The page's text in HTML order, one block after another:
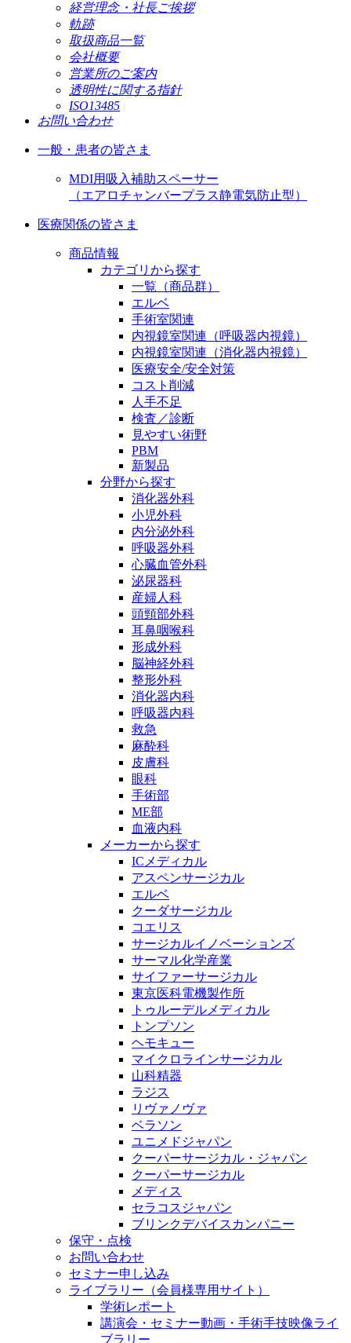
経営理念・社長ご挨拶
軌跡
取扱商品一覧
会社概要
営業所のご案内
透明性に関する指針
ISO13485
お問い合わせ
一般・患者の皆さま
MDI用吸入補助スペーサー
（エアロチャンバープラス静電気防止型）
医療関係の皆さま
商品情報
カテゴリから探す
一覧（商品群）
エルベ
手術室関連
内視鏡室関連（呼吸器内視鏡）
内視鏡室関連（消化器内視鏡）
医療安全/安全対策
コスト削減
人手不足
検査／診断
見やすい術野
PBM
新製品
分野から探す
消化器外科
小児外科
内分泌外科
呼吸器外科
心臓血管外科
泌尿器科
産婦人科
頭頸部外科
耳鼻咽喉科
形成外科
脳神経外科
整形外科
消化器内科
呼吸器内科
救急
麻酔科
皮膚科
眼科
手術部
ME部
血液内科
メーカーから探す
ICメディカル
アスペンサージカル
エルベ
クーダサージカル
コエリス
サージカルイノベーションズ
サーマル化学産業
サイファーサージカル
東京医科電機製作所
トゥルーデルメディカル
トンプソン
ヘモキュー
マイクロラインサージカル
山科精器
ラジス
リヴァノヴァ
ベラソン
ユニメドジャパン
クーパーサージカル・ジャパン
クーパーサージカル
メディス
セラコスジャパン
ブリンクデバイスカンパニー
保守・点検
お問い合わせ
セミナー申し込み
ライブラリー（会員様専用サイト）
学術レポート
講演会・セミナー動画・手術手技映像ライ
ブラリー